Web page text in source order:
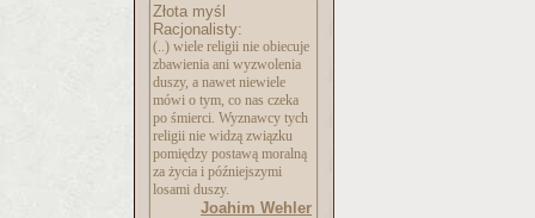
Złota myśl
Racjonalisty:
(..) wiele religii nie obiecuje
zbawienia ani wyzwolenia
duszy, a nawet niewiele
mówi o tym, co nas czeka
po śmierci. Wyznawcy tych
religii nie widzą związku
pomiędzy postawą moralną
za życia i późniejszymi
losami duszy.
Joahim Wehler